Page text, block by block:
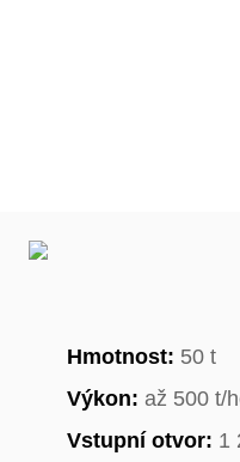
Hmotnost: 50 t
Výkon: až 500 t/
Vstupní otvor: 1